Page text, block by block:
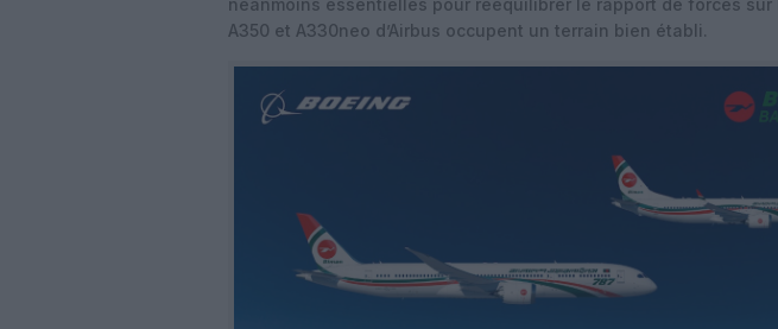
néanmoins essentielles pour rééquilibrer le rapport de forces sur
A350 et A330neo d’Airbus occupent un terrain bien établi.